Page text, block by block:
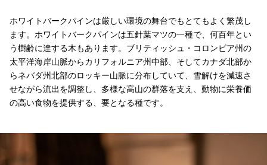
ホワイトバークパインは厳しい環境の舞台でもとてもよく繁茂し
ます。ホワイトバークパインは五針葉マツの一種で、何百年とい
う樹齢に達する木もあります。ブリティッシュ・コロンビア州の
太平洋海岸山脈からカリフォルニア州中部、そしてカナダ北部か
らネバダ州北部のロッキー山脈に分布していて、雪解けを減速さ
せながら流出を調整し、多様な高山の群落を支え、動物に栄養価
の高い食物を提供する、要となる種です。